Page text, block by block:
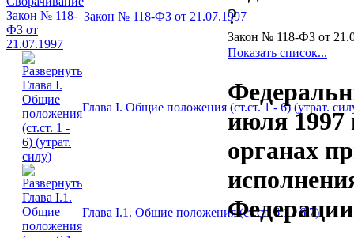
Закон № 118-ФЗ от 21.07.1997
Глава I. Общие положения (ст.ст. 1 - 6) (утрат.
Глава I.1. Общие положения (ст.ст. 6.1 - 6.7)
Закон № 118-ФЗ от
Показать список...
июля
органах